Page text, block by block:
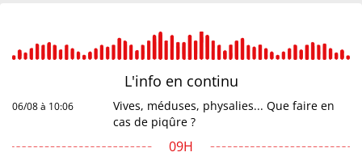
L'info en continu
06/08 à 10:06
Vives, méduses, physalies... Que faire en
cas de piqûre ?
09H